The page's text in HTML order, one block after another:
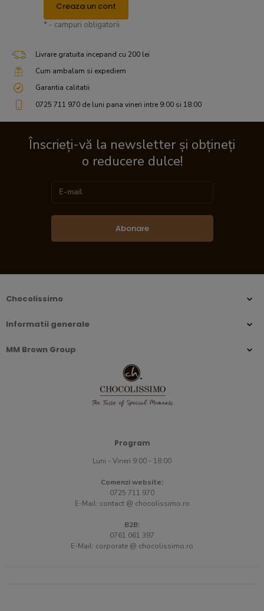
Creaza un cont
* - campuri obligatorii
Livrare gratuita incepand cu 200 lei
Cum ambalam si expediem
Garantia calitatii
0725 711 970 de luni pana vineri intre 9:00 si 18:00
Înscrieți-vă la newsletter și obțineți
o reducere dulce!
Abonare
Chocolissimo
Informatii generale
MM Brown Group
Program
Luni - Vineri 9:00 - 18:00
Comenzi website:
0725 711 970
E-Mail: contact @ chocolissimo.ro
B2B:
0761 061 397
E-Mail: corporate @ chocolissimo.ro